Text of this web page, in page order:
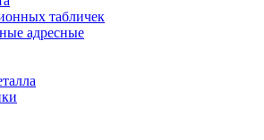
табличек
адресные